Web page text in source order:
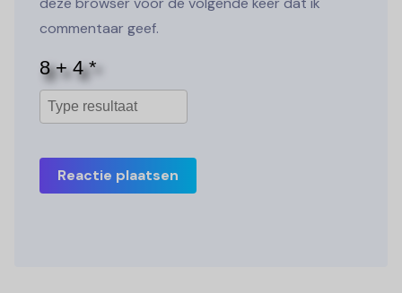
commentaar geef.
Reactie plaatsen